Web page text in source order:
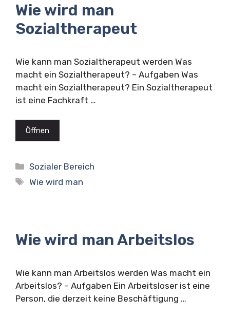
Wie wird man
Sozialtherapeut
Wie kann man Sozialtherapeut werden Was
macht ein Sozialtherapeut? – Aufgaben Was
macht ein Sozialtherapeut? Ein Sozialtherapeut
ist eine Fachkraft …
Öffnen
Kategorien
Sozialer Bereich
Schlagwörter
Wie wird man
Wie wird man Arbeitslos
Wie kann man Arbeitslos werden Was macht ein
Arbeitslos? – Aufgaben Ein Arbeitsloser ist eine
Person, die derzeit keine Beschäftigung …